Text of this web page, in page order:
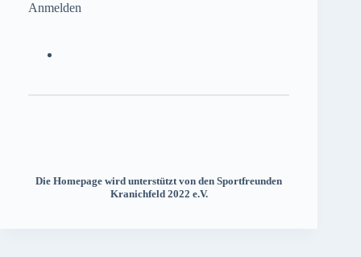
Anmelden
Die Homepage wird unterstützt von den Sportfreunden
Kranichfeld 2022 e.V.